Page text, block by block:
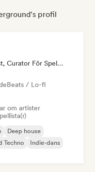
profil
Media Outlet/Journalist, Curator För Spellistor
Beats / Lo-fi
om artister
Deep house
Techno
Indie-dans